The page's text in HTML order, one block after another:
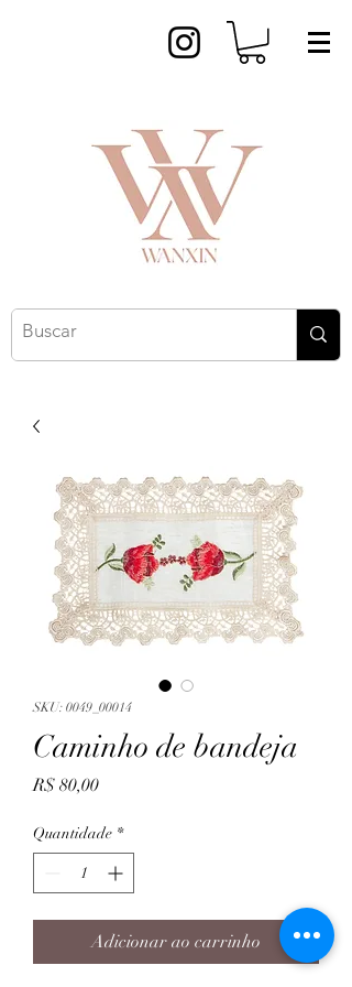
SKU: 0049_00014
Caminho de bandeja
R$ 80,00Preço
Quantidade *
Adicionar ao carrinho